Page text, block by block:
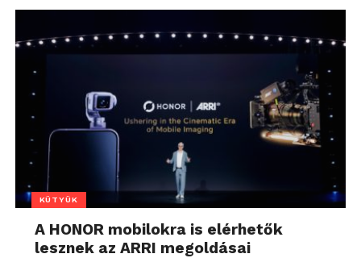
KÜTYÜK
A HONOR mobilokra is elérhetők
lesznek az ARRI megoldásai